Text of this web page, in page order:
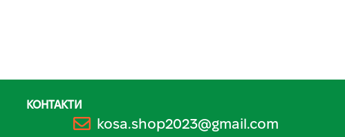
КОНТАКТИ
kosa.shop2023@gmail.com